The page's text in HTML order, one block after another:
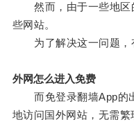
然而，由于一些地区
些网站。
为了解决这一问题，
外网怎么进入免费
而免登录翻墙App的
地访问国外网站，无需繁